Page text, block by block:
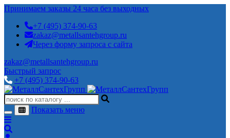
Принимаем заказы 24 часа без выходных
+7 (495) 374-90-63
zakaz@metallsantehgroup.ru
Через форму запроса с сайта
zakaz@metallsantehgroup.ru
Быстрый запрос
+7 (495) 374-90-63
Показать меню